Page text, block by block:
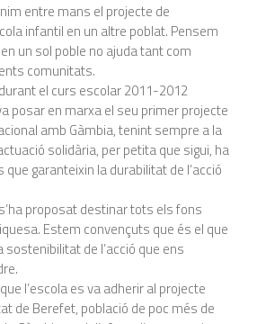
entre mans el projecte de
infantil en un altre poblat. Pensem
un sol poble no ajuda tant com
comunitats.
el curs escolar 2011-2012
posar en marxa el seu primer projecte
amb Gàmbia, tenint sempre a la
solidària, per petita que sigui, ha
garanteixin la durabilitat de l’acció
proposat destinar tots els fons
Estem convençuts que és el que
sostenibilitat de l’acció que ens
l’escola es va adherir al projecte
de Berefet, població de poc més de